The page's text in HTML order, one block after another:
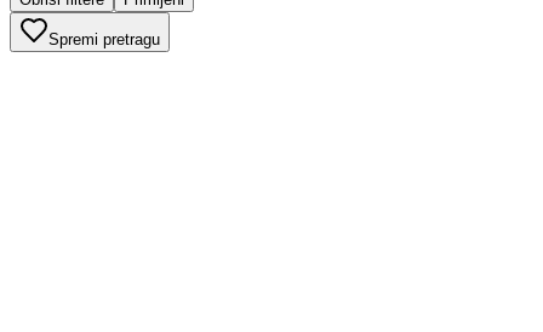
Spremi pretragu